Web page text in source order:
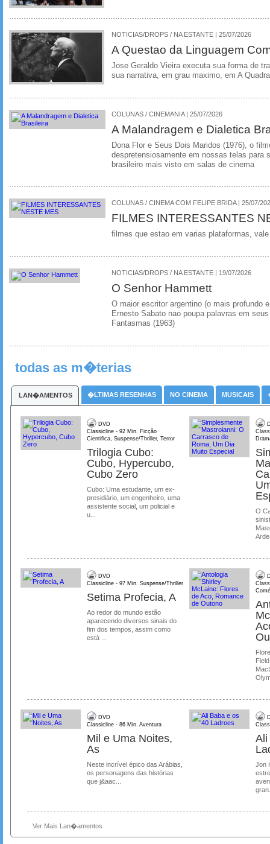
NOTICIAS/DROPS / NA ESTANTE | 25/07/2026
A Questao da Linguagem
Jose Geraldo Vieira executa sua forma de
sua narrativa, em grau maximo, em A
COLUNAS / CINEMANIA | 25/07/2026
A Malandragem e Dialetica
Dona Flor e Seus Dois Maridos (1976), o
despretensiosamente em nossas telas para
brasileiro mais visto em salas de cinema
COLUNAS / CINEMA COM FELIPE BRIDA | 25/07/
FILMES INTERESSANTES
filmes que estao em varias plataformas,
NOTICIAS/DROPS / NA ESTANTE | 19/07/2026
O Senhor Hammett
O maior escritor argentino (o mais profundo
Ernesto Sabato nao poupa palavras em
Fantasmas (1963)
todas as m�terias
LAN�AMENTOS �LTIMAS RESENHAS NO CINEMA MUSICAIS
DVD
Classicline - 92 Min. Ficção
Cientifica, Suspense/Thriller, Terror
Trilogia Cubo:
Cubo, Hypercubo,
Cubo Zero
Cubo: Uma estudante, um ex-
presidiário, um engenheiro, uma
assistente social, um policial e
u...
O
DVD
Classicline - 97 Min. Suspense/Thriller
Setima Profecia, A
Ao redor do mundo estão
aparecendo diversos sinais do
fim dos tempos, assim como
está ...
DVD
Classicline - 86 Min. Aventura
Mil e Uma Noites,
As
Neste incrível épico das Arábias,
os personagens das histórias
que j&aac...
Ali
Jon
Ver Mais Lan�amentos